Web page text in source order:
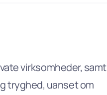
virksomheder, samt
tryghed, uanset om